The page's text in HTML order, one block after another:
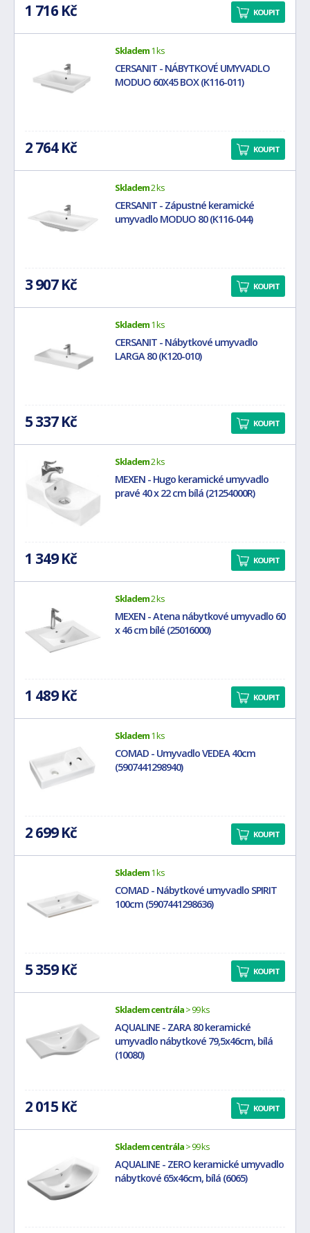
1 716 Kč KOUPIT
Skladem1 ks
CERSANIT - NÁBYTKOVÉ UMYVADLO
MODUO 60X45 BOX (K116-011)
2 764 Kč KOUPIT
Skladem2 ks
CERSANIT - Zápustné keramické
umyvadlo MODUO 80 (K116-044)
3 907 Kč KOUPIT
Skladem1 ks
CERSANIT - Nábytkové umyvadlo
LARGA 80 (K120-010)
5 337 Kč KOUPIT
Skladem2 ks
MEXEN - Hugo keramické umyvadlo
pravé 40 x 22 cm bílá (21254000R)
1 349 Kč KOUPIT
Skladem2 ks
MEXEN - Atena nábytkové umyvadlo 60
x 46 cm bílé (25016000)
1 489 Kč KOUPIT
Skladem1 ks
COMAD - Umyvadlo VEDEA 40cm
(5907441298940)
2 699 Kč KOUPIT
Skladem1 ks
COMAD - Nábytkové umyvadlo SPIRIT
100cm (5907441298636)
5 359 Kč KOUPIT
Skladem centrála> 99 ks
AQUALINE - ZARA 80 keramické
umyvadlo nábytkové 79,5x46cm, bílá
(10080)
2 015 Kč KOUPIT
Skladem centrála> 99 ks
AQUALINE - ZERO keramické umyvadlo
nábytkové 65x46cm, bílá (6065)